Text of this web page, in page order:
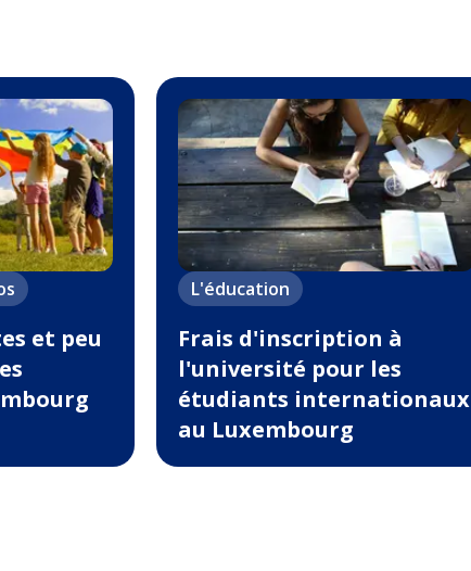
et peu
L'éducation
Frais d'inscription à
l'université pour les
étudiants internationaux
au Luxembourg